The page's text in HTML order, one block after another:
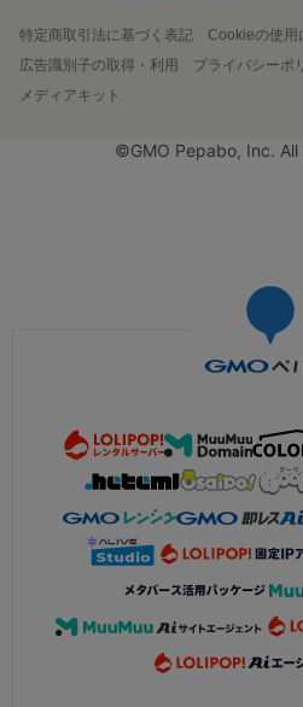
特定商取引法に基づく表記
Cookieの使用
広告識別子の取得・利用
プライバシーポ
メディアキット
©GMO Pepabo, Inc.